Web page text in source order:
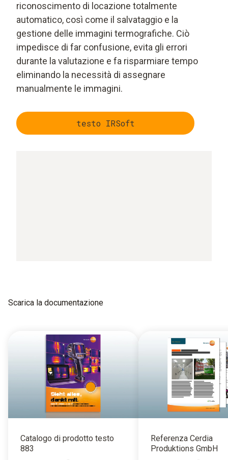
riconoscimento di locazione totalmente
automatico, così come il salvataggio e la
gestione delle immagini termografiche. Ciò
impedisce di far confusione, evita gli errori
durante la valutazione e fa risparmiare tempo
eliminando la necessità di assegnare
manualmente le immagini.
testo IRSoft
Scarica la documentazione
Catalogo di prodotto testo
883
Referenza Cerdia
Produktions GmbH